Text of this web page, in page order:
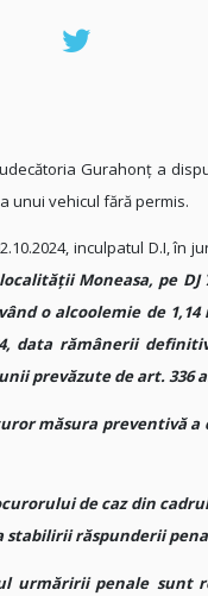
Gurahonţ a
unui vehicul fără permis.
inculpatul D.I, în
Moneasa, pe
o alcoolemie de
data rămânerii
prevăzute de art. 336
măsura preventivă
de caz din
răspunderii
urmăririi penale sunt